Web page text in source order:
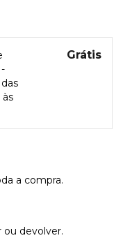
às
Grátis
a compra.
ou devolver.